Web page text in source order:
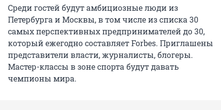
Среди гостей будут амбициозные люди из
Петербурга и Москвы, в том числе из списка 30
самых перспективных предпринимателей до 30,
который ежегодно составляет Forbes. Приглашены
представители власти, журналисты, блогеры.
Мастер-классы в зоне спорта будут давать
чемпионы мира.